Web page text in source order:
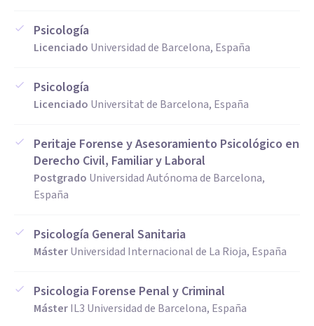
Psicología
Licenciado Universidad de Barcelona, España
Psicología
Licenciado Universitat de Barcelona, España
Peritaje Forense y Asesoramiento Psicológico en
Derecho Civil, Familiar y Laboral
Postgrado Universidad Autónoma de Barcelona,
España
Psicología General Sanitaria
MásterUniversidad Internacional de La Rioja, España
Psicologia Forense Penal y Criminal
MásterIL3 Universidad de Barcelona, España